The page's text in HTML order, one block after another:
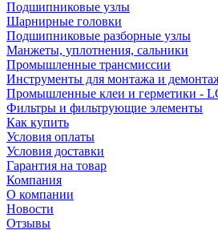
Подшипниковые узлы
Шарнирные головки
Подшипниковые разборные узлы
Манжеты, уплотнения, сальники
Промышленные трансмиссии
Инструменты для монтажа и
Промышленные клеи и герметики -
Фильтры и фильтрующие элементы
Как купить
Условия оплаты
Условия доставки
Гарантия на товар
Компания
О компании
Новости
Отзывы